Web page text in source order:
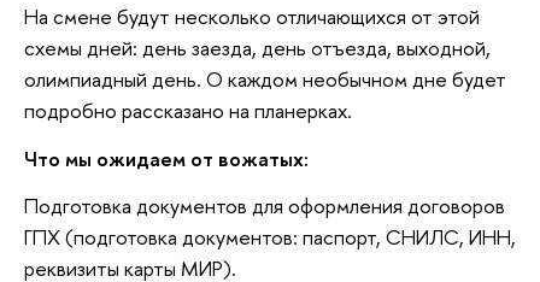
На смене будут несколько отличающихся от этой
схемы дней: день заезда, день отъезда, выходной,
олимпиадный день. О каждом необычном дне будет
подробно рассказано на планерках.
Что мы ожидаем от вожатых:
Подготовка документов для оформления договоров
ГПХ (подготовка документов: паспорт, СНИЛС, ИНН,
реквизиты карты МИР).